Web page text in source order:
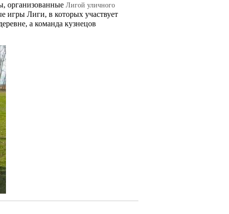
организованные Лигой уличного
игры Лиги, в которых участвует
а команда кузнецов